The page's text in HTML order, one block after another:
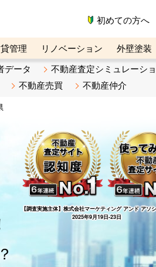
初めての方へ
管理 リノベーション 外壁塗装
ジンBiz 不動産売却ご相談デスク
データ
不動産査定シミュレーシ
不動産売買 不動産仲介
【調査実施主体】株式会社マーケティング アンド アソ
2025年9月19日-23日